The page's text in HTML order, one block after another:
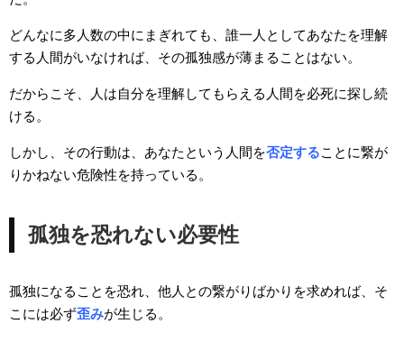
どんなに多人数の中にまぎれても、誰一人としてあなたを理解
する人間がいなければ、その孤独感が薄まることはない。
だからこそ、人は自分を理解してもらえる人間を必死に探し続
ける。
しかし、その行動は、あなたという人間を否定することに繋が
りかねない危険性を持っている。
孤独を恐れない必要性
孤独になることを恐れ、他人との繋がりばかりを求めれば、そ
こには必ず歪みが生じる。